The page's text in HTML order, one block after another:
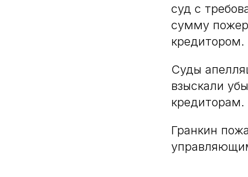
суд с
сумму
кредитором.
Суды
взыскали
кредиторам.
Гранкин